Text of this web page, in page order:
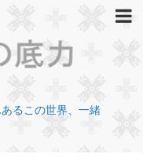
るこの世界、一緒